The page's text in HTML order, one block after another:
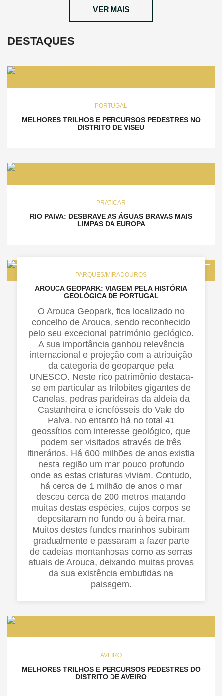
VER MAIS
DESTAQUES
PORTUGAL
MELHORES TRILHOS E PERCURSOS PEDESTRES NO
DISTRITO DE VISEU
PRATICAR
RIO PAIVA: DESBRAVE AS ÁGUAS BRAVAS MAIS
LIMPAS DA EUROPA
PARQUES/MIRADOUROS
AROUCA GEOPARK: VIAGEM PELA HISTÓRIA
GEOLÓGICA DE PORTUGAL
O Arouca Geopark, fica localizado no
concelho de Arouca, sendo reconhecido
pelo seu excecional património geológico.
A sua importância ganhou relevância
internacional e projeção com a atribuição
da categoria de geoparque pela
UNESCO. Neste rico patrimônio destaca-
se em particular as trilobites gigantes de
Canelas, pedras parideiras da aldeia da
Castanheira e icnofósseis do Vale do
Paiva. No entanto há no total 41
geossítios com interesse geológico, que
podem ser visitados através de três
itinerários. Há 600 milhões de anos existia
nesta região um mar pouco profundo
onde as estas criaturas viviam. Contudo,
há cerca de 1 milhão de anos o mar
desceu cerca de 200 metros matando
muitas destas espécies, cujos corpos se
depositaram no fundo ou à beira mar.
Muitos destes fundos marinhos subiram
gradualmente e passaram a fazer parte
de cadeias montanhosas como as serras
atuais de Arouca, deixando muitas provas
da sua existência embutidas na
paisagem.
AVEIRO
MELHORES TRILHOS E PERCURSOS PEDESTRES DO
DISTRITO DE AVEIRO